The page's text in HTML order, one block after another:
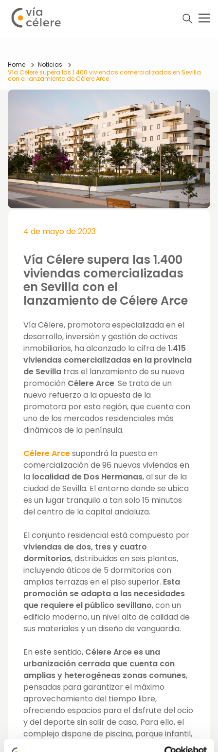
Home
Noticias
Vía Célere supera las 1.400 viviendas comercializadas en Sevilla
con el lanzamiento de Célere Arce
4 de mayo de 2023
Vía Célere supera las 1.400
viviendas comercializadas
en Sevilla con el
lanzamiento de Célere Arce
Vía Célere, promotora especializada en el
desarrollo, inversión y gestión de activos
inmobiliarios, ha alcanzado la cifra de 1.415
viviendas comercializadas en la provincia
de Sevilla tras el lanzamiento de su nueva
promoción Célere Arce. Se trata de un
nuevo refuerzo a la apuesta de la
promotora por esta región, que cuenta con
uno de los mercados residenciales más
dinámicos de la península.
Célere Arcesupondrá la puesta en
comercialización de 96 nuevas viviendas en
la localidad de Dos Hermanas, al sur de la
ciudad de Sevilla. El entorno donde se ubica
es un lugar tranquilo a tan solo 15 minutos
del centro de la capital andaluza.
El conjunto residencial está compuesto por
viviendas de dos, tres y cuatro
dormitorios, distribuidas en seis plantas,
incluyendo áticos de 5 dormitorios con
amplias terrazas en el piso superior. Esta
promoción se adapta a las necesidades
que requiere el público sevillano, con un
edificio moderno, un nivel alto de calidad de
sus materiales y un diseño de vanguardia.
En este sentido, Célere Arce es una
urbanización cerrada que cuenta con
amplias y heterogéneas zonas comunes,
pensadas para garantizar el máximo
aprovechamiento del tiempo libre,
ofreciendo espacios para el disfrute del ocio
y del deporte sin salir de casa. Para ello, el
complejo dispone de piscina, parque infantil,
gimnasio equipado y sala social-gourmet